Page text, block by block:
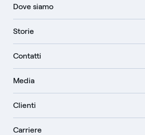
Dove siamo
Storie
Contatti
Media
Clienti
Carriere